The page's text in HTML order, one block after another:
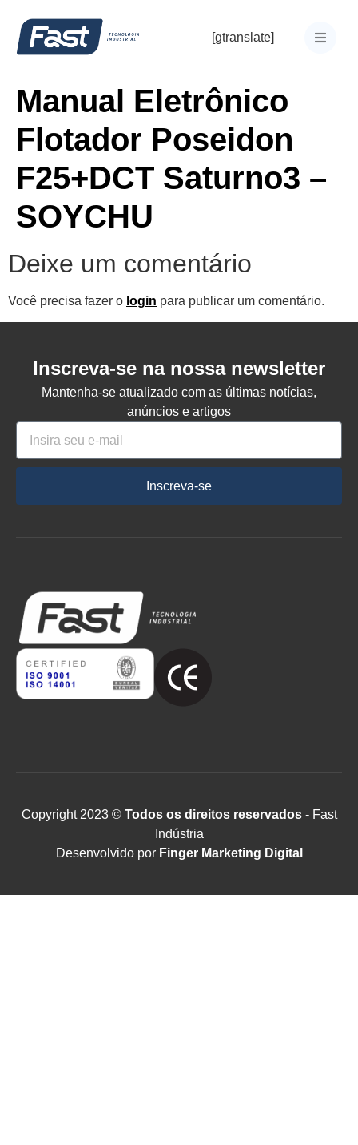
[gtranslate]
Manual Eletrônico
Flotador Poseidon
F25+DCT Saturno3 –
SOYCHU
Deixe um comentário
Você precisa fazer o login para publicar um comentário.
Inscreva-se na nossa newsletter
Mantenha-se atualizado com as últimas notícias,
anúncios e artigos
Inscreva-se
Copyright 2023 ©Todos os direitos reservados- Fast
Indústria
Desenvolvido por Finger Marketing Digital